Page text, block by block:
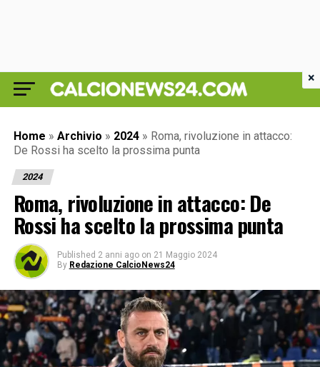
Home » Archivio » 2024 » Roma, rivoluzione in attacco:
De Rossi ha scelto la prossima punta
2024
Roma, rivoluzione in attacco: De
Rossi ha scelto la prossima punta
Published 2 anni ago on 21 Maggio 2024
By Redazione CalcioNews24
×